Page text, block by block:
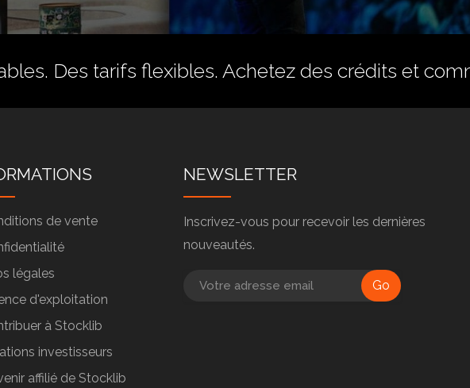
Des tarifs flexibles. Achetez des crédits et
de vente
légales
d'exploitation
à Stocklib
investisseurs
affilié de Stocklib
NEWSLETTER
Inscrivez-vous pour recevoir les dernières
nouveautés.
Go